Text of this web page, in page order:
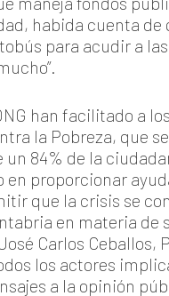
habida cuenta
para acudir a
han facilitado a
la Pobreza, que
84% de la
proporcionar
que la crisis se
en materia de
Carlos
los actores
a la opinión